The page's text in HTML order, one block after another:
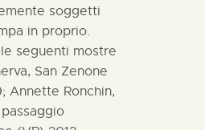
soggetti
in proprio.
seguenti mostre
San Zenone
Annette Ronchin,